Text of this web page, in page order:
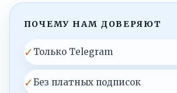
ПОЧЕМУ НАМ ДОВЕРЯЮТ
✓ Только Telegram
✓Без платных подписок